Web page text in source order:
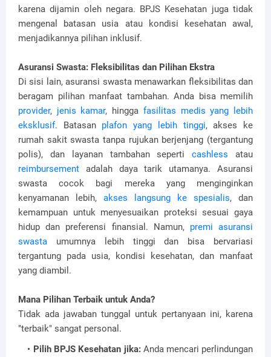
karena dijamin oleh negara. BPJS Kesehatan juga tidak
mengenal batasan usia atau kondisi kesehatan awal,
menjadikannya pilihan inklusif.
Asuransi Swasta: Fleksibilitas dan Pilihan Ekstra
Di sisi lain, asuransi swasta menawarkan fleksibilitas dan
beragam pilihan manfaat tambahan. Anda bisa memilih
provider, jenis kamar, hingga fasilitas medis yang lebih
eksklusif. Batasan plafon yang lebih tinggi, akses ke
rumah sakit swasta tanpa rujukan berjenjang (tergantung
polis), dan layanan tambahan seperticashless atau
reimbursement adalah daya tarik utamanya. Asuransi
swasta cocok bagi mereka yang menginginkan
kenyamanan lebih, akses langsung ke spesialis, dan
kemampuan untuk menyesuaikan proteksi sesuai gaya
hidup dan preferensi finansial. Namun, premi asuransi
swasta umumnya lebih tinggi dan bisa bervariasi
tergantung pada usia, kondisi kesehatan, dan manfaat
yang diambil.
Mana Pilihan Terbaik untuk Anda?
Tidak ada jawaban tunggal untuk pertanyaan ini, karena
"terbaik" sangat personal.
Pilih BPJS Kesehatan jika:Anda mencari perlindungan